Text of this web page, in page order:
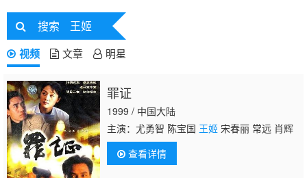
搜索 王姬
视频 文章 明星
罪证
1999 / 中国大陆
主演：尤勇智 陈宝国 王姬宋春丽 常远 肖辉
查看详情